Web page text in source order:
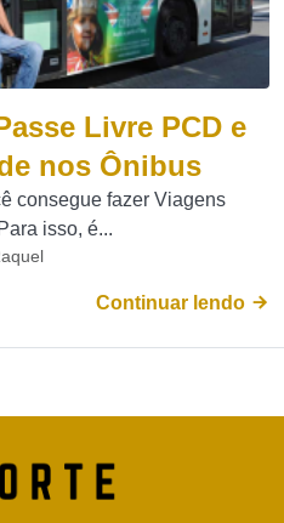
Livre PCD e
nos Ônibus
consegue fazer Viagens
isso, é...
Continuar lendo